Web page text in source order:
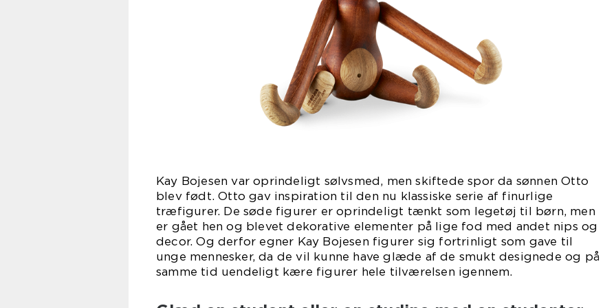
Kay Bojesen var oprindeligt sølvsmed, men skiftede spor da sønnen Otto
blev født. Otto gav inspiration til den nu klassiske serie af finurlige
træfigurer. De søde figurer er oprindeligt tænkt som legetøj til børn, men
er gået hen og blevet dekorative elementer på lige fod med andet nips og
decor. Og derfor egner Kay Bojesen figurer sig fortrinligt som gave til
unge mennesker, da de vil kunne have glæde af de smukt designede og på
samme tid uendeligt kære figurer hele tilværelsen igennem.